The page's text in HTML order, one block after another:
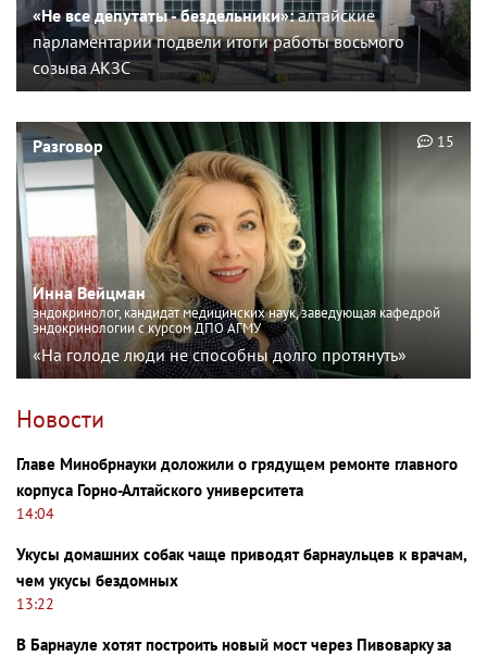
«Не все депутаты - бездельники»:алтайские
парламентарии подвели итоги работы восьмого
созыва АКЗС
Разговор
Инна Вейцман
эндокринолог, кандидат медицинских наук, заведующая кафедрой
эндокринологии с курсом ДПО АГМУ
«На голоде люди не способны долго протянуть»
15
Новости
Главе Минобрнауки доложили о грядущем ремонте главного
корпуса Горно-Алтайского университета
14:04
Укусы домашних собак чаще приводят барнаульцев к врачам,
чем укусы бездомных
13:22
В Барнауле хотят построить новый мост через Пивоварку за